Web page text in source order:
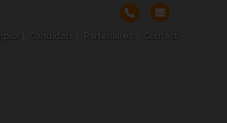
Candidats Partenaires Contact